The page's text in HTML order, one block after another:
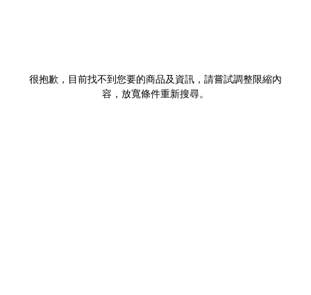
很抱歉，目前找不到您要的商品及資訊，請嘗試調整限縮內
容，放寬條件重新搜尋。